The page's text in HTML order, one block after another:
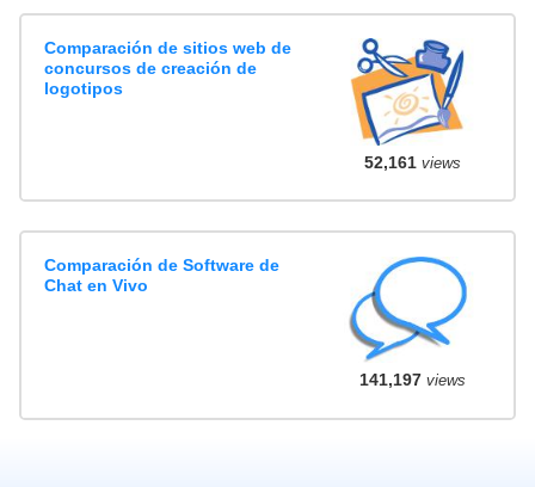
Comparación de sitios web de
concursos de creación de
logotipos
52,161views
Comparación de Software de
Chat en Vivo
141,197views